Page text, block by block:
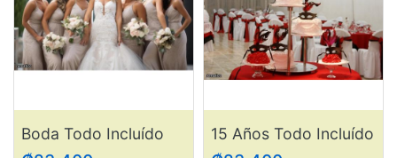
Boda Todo Incluído 15 Años Todo Incluído